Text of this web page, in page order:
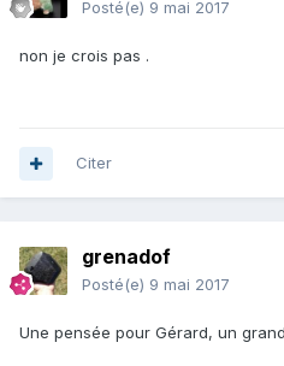
Posté(e) 9 mai 2017
non je crois pas .
Citer
grenadof
Posté(e) 9 mai 2017
Une pensée pour Gérard, un